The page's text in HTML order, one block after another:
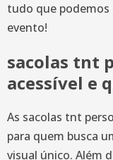
tudo que podemos
evento!
sacolas tnt
acessível e
As sacolas tnt
para quem busca
visual único. Além